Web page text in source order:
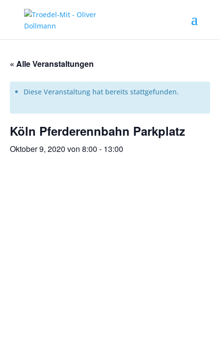
« Alle Veranstaltungen
Diese Veranstaltung hat bereits stattgefunden.
Köln Pferderennbahn Parkplatz
Oktober 9, 2020 von 8:00 - 13:00